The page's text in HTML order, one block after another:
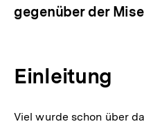
gegenüber der
Einleitung
Viel wurde schon über